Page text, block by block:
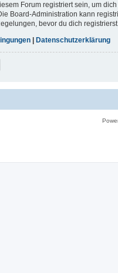
Forum registriert sein, um
Board-Administration kann
bevor du dich
Datenschutzerklärung